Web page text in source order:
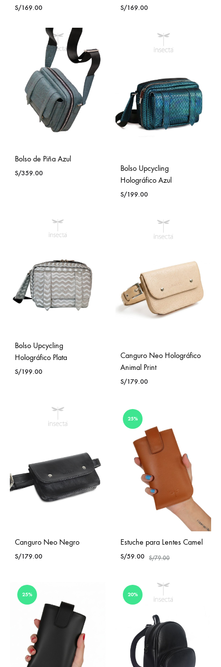
S/169.00 S/169.00
Bolso de Piña Azul
S/359.00
Bolso Upcycling
Holográfico Azul
S/199.00
Bolso Upcycling
Holográfico Plata
S/199.00
Canguro Neo Holográfico
Animal Print
S/179.00
Canguro Neo Negro
S/179.00
25%
Estuche para Lentes Camel
S/59.00 S/79.00
25% 20%